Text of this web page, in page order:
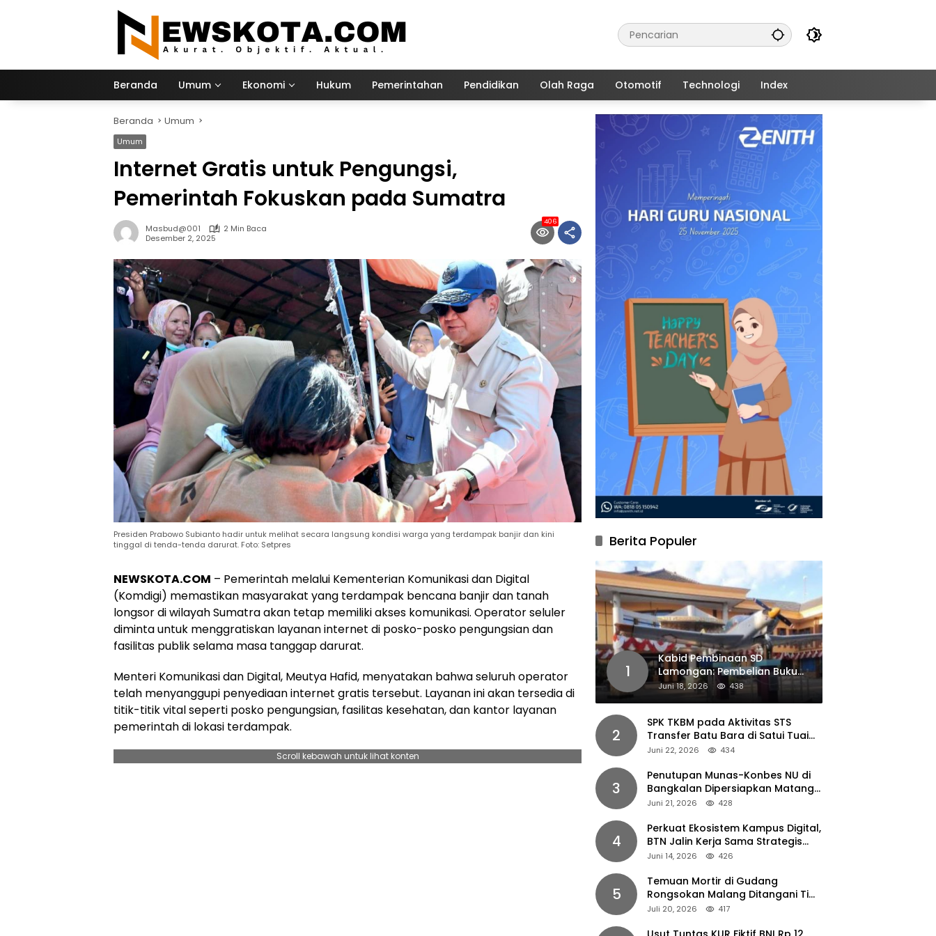
Beranda Umum Ekonomi Hukum Pemerintahan Pendidikan Olah Raga Otomotif Technologi Index
Beranda Umum
Umum
Internet Gratis untuk Pengungsi,
Pemerintah Fokuskan pada Sumatra
Masbud@001
2 Min Baca
Desember 2, 2025
406
Presiden Prabowo Subianto hadir untuk melihat secara langsung kondisi warga yang terdampak banjir dan kini
tinggal di tenda-tenda darurat. Foto: Setpres
NEWSKOTA.COM – Pemerintah melalui Kementerian Komunikasi dan Digital
(Komdigi) memastikan masyarakat yang terdampak bencana banjir dan tanah
longsor di wilayah Sumatra akan tetap memiliki akses komunikasi. Operator seluler
diminta untuk menggratiskan layanan internet di posko-posko pengungsian dan
fasilitas publik selama masa tanggap darurat.
Menteri Komunikasi dan Digital, Meutya Hafid, menyatakan bahwa seluruh operator
telah menyanggupi penyediaan internet gratis tersebut. Layanan ini akan tersedia di
titik-titik vital seperti posko pengungsian, fasilitas kesehatan, dan kantor layanan
pemerintah di lokasi terdampak.
Scroll kebawah untuk lihat konten
Berita Populer
1
Kabid Pembinaan SD
Lamongan: Pembelian Buku
Pendamping Tidak Boleh
Dipaksakan
Juni 18, 2026 438
2
SPK TKBM pada Aktivitas STS
Transfer Batu Bara di Satui Tuai
Sorotan
Juni 22, 2026 434
3
Penutupan Munas-Konbes NU di
Bangkalan Dipersiapkan Matang,
Gus Ipul Turun Tangan
Juni 21, 2026 428
4
Perkuat Ekosistem Kampus Digital,
BTN Jalin Kerja Sama Strategis
dengan UNAIR
Juni 14, 2026 426
5
Temuan Mortir di Gudang
Rongsokan Malang Ditangani Tim
Gegana Polda Jatim
Juli 20, 2026 417